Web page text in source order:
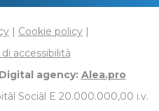
| Cookie policy |
accessibilità
Digital agency: Alea.pro
Sociâl E 20.000.000,00 i.v.